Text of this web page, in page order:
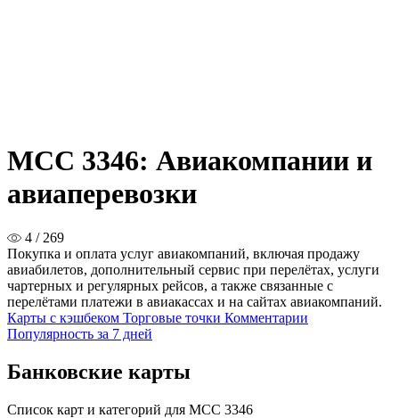
MCC 3346: Авиакомпании и
авиаперевозки
4 / 269
Покупка и оплата услуг авиакомпаний, включая продажу
авиабилетов, дополнительный сервис при перелётах, услуги
чартерных и регулярных рейсов, а также связанные с
перелётами платежи в авиакассах и на сайтах авиакомпаний.
Карты с кэшбеком Торговые точки Комментарии
Популярность за 7 дней
Банковские карты
Список карт и категорий для MCC 3346